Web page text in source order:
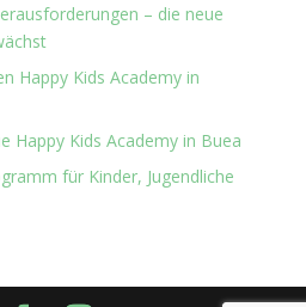
– die neue
Happy Kids Academy in
Happy Kids Academy in Buea
für Kinder, Jugendliche